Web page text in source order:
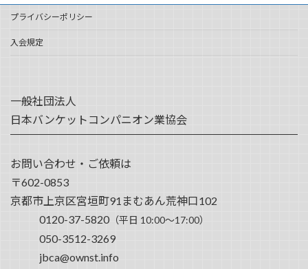
プライバシーポリシー
入会規定
一般社団法人
日本バンケットコンパニオン業協会
お問い合わせ・ご依頼は
〒602-0853
京都市上京区宮垣町91まむあん荒神口102
0120-37-5820（平日 10:00～17:00）
050-3512-3269
jbca@ownst.info